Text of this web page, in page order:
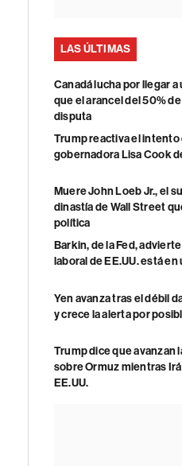
LAS ÚLTIMAS
Canadá lucha por llegar
que el arancel del 50%
disputa
Trump reactiva el intento
gobernadora Lisa Cook
Muere John Loeb Jr., el
dinastía de Wall Street
política
Barkin, de la Fed,
laboral de EE.UU. está
Yen avanza tras el débil
y crece la alerta por
Trump dice que avanzan
sobre Ormuz mientras
EE.UU.